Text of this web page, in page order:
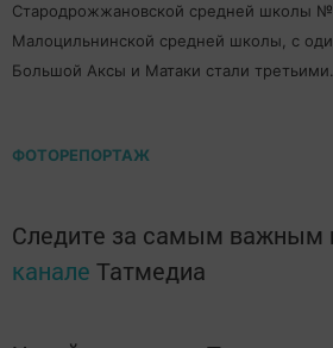
Стародрожжановской средней школы
Малоцильнинской средней школы, с
Большой Аксы и Матаки стали третьими.
ФОТОРЕПОРТАЖ
Следите за самым важным
канале Татмедиа